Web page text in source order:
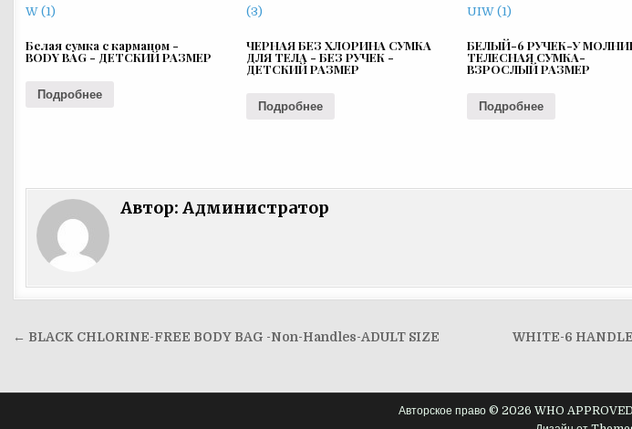
Белая сумка с карманом -
BODY BAG - ДЕТСКИЙ РАЗМЕР
Подробнее
ЧЕРНАЯ БЕЗ ХЛОРИНА СУМКА
ДЛЯ ТЕЛА - БЕЗ РУЧЕК -
ДЕТСКИЙ РАЗМЕР
Подробнее
БЕЛЫЙ-6 РУЧЕК-У
ТЕЛЕСНАЯ СУМКА-
ВЗРОСЛЫЙ РАЗМЕР
Подробнее
Автор:Администратор
Навигация
записям
WHITE-6
← BLACK CHLORINE-FREE BODY BAG -Non-Handles-ADULT SIZE
Авторское право © 2026 WHO